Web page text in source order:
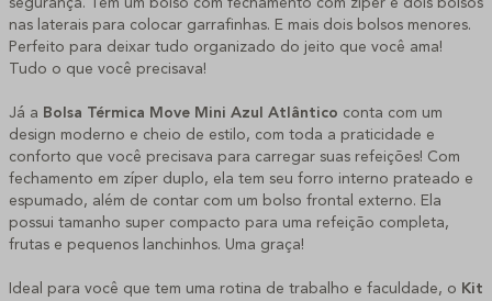
segurança. Tem um bolso com fechamento com zíper e dois bolsos
nas laterais para colocar garrafinhas. E mais dois bolsos menores.
Perfeito para deixar tudo organizado do jeito que você ama!
Tudo o que você precisava!
Já a Bolsa Térmica Move Mini Azul Atlântico conta com um
design moderno e cheio de estilo, com toda a praticidade e
conforto que você precisava para carregar suas refeições! Com
fechamento em zíper duplo, ela tem seu forro interno prateado e
espumado, além de contar com um bolso frontal externo. Ela
possui tamanho super compacto para uma refeição completa,
frutas e pequenos lanchinhos. Uma graça!
Ideal para você que tem uma rotina de trabalho e faculdade, o Kit